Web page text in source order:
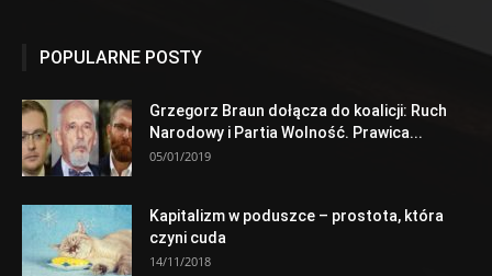
POPULARNE POSTY
Grzegorz Braun dołącza do koalicji: Ruch
Narodowy i Partia Wolność. Prawica...
05/01/2019
Kapitalizm w poduszce – prostota, która
czyni cuda
14/11/2018